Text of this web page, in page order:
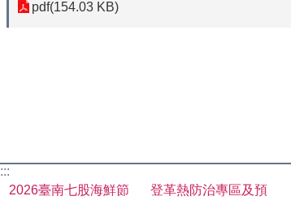
pdf(154.03 KB)
:::
2026臺南七股海鮮節
登革熱防治專區及預